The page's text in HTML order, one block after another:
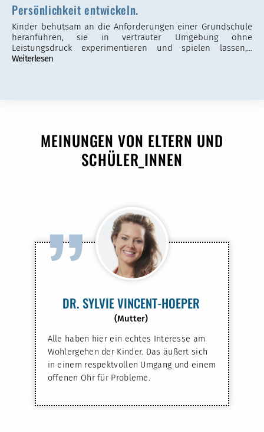
Persönlichkeit entwickeln.
Kinder behutsam an die Anforderungen einer Grundschule
heranführen, sie in vertrauter Umgebung ohne
Leistungsdruck experimentieren und spielen lassen,…
Weiterlesen
MEINUNGEN VON ELTERN UND
SCHÜLER_INNEN
”
DR. SYLVIE VINCENT-HOEPER
(Mutter)
Alle haben hier ein echtes Interesse am
Wohlergehen der Kinder. Das äußert sich
in einem respektvollen Umgang und einem
offenen Ohr für Probleme.